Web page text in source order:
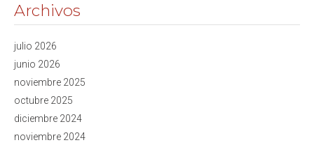
Archivos
julio 2026
junio 2026
noviembre 2025
octubre 2025
diciembre 2024
noviembre 2024